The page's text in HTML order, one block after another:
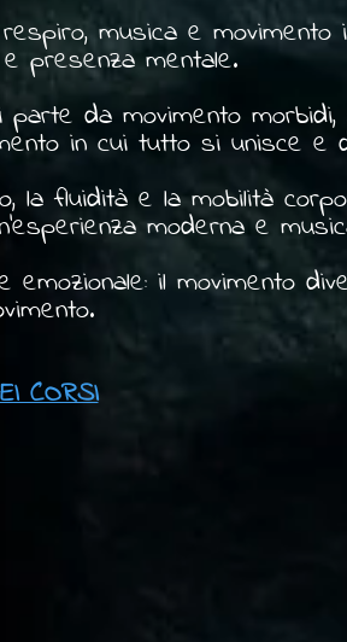
musica e
presenza mentale.
da movimento
in cui tutto si unisce e
la fluidità e la mobilità
moderna e
emozionale: il movimento
CORSI